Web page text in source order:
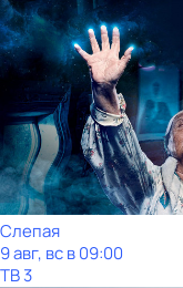
Слепая
9 авг, вс в 09:00
ТВ 3